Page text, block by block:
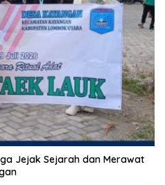
Jejak Sejarah dan Merawat